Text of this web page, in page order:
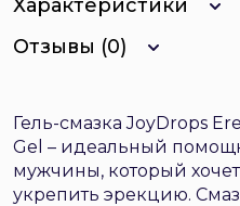
Характеристики
Отзывы (0)
Гель-смазка JoyDrops
Gel – идеальный
мужчины, который
укрепить эрекцию.